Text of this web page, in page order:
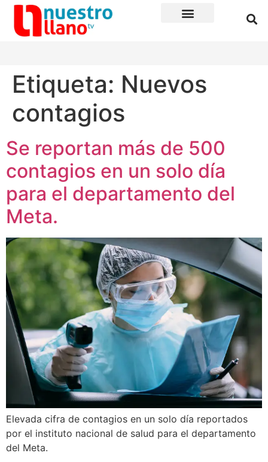
Etiqueta: Nuevos
contagios
Se reportan más de 500
contagios en un solo día
para el departamento del
Meta.
Elevada cifra de contagios en un solo día reportados
por el instituto nacional de salud para el departamento
del Meta.